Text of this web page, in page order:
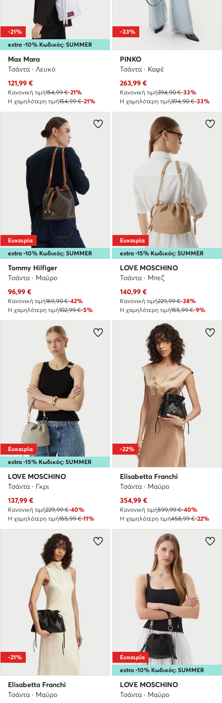
extra -10% Κωδικός: SUMMER
-21%
Max Mara
Τσάντα · Λευκό
Τρέχουσα τιμή
121,99 €
Κανονική τιμή154,99 €-21%
Η χαμηλότερη τιμή154,99 €-21%
-33%
PINKO
Τσάντα · Καφέ
Τρέχουσα τιμή
263,99 €
Κανονική τιμή394,90 €-33%
Η χαμηλότερη τιμή394,90 €-33%
extra -10% Κωδικός: SUMMER
Ευκαιρία
Tommy Hilfiger
Τσάντα · Μαύρο
Τρέχουσα τιμή
96,99 €
Κανονική τιμή169,90 €-42%
Η χαμηλότερη τιμή102,99 €-5%
extra -15% Κωδικός: SUMMER
Ευκαιρία
LOVE MOSCHINO
Τσάντα · Μπεζ
Τρέχουσα τιμή
140,99 €
Κανονική τιμή229,99 €-38%
Η χαμηλότερη τιμή155,99 €-9%
extra -15% Κωδικός: SUMMER
Ευκαιρία
LOVE MOSCHINO
Τσάντα · Γκρι
Τρέχουσα τιμή
137,99 €
Κανονική τιμή229,99 €-40%
Η χαμηλότερη τιμή155,99 €-11%
-22%
Elisabetta Franchi
Τσάντα · Μαύρο
Τρέχουσα τιμή
354,99 €
Κανονική τιμή599,99 €-40%
Η χαμηλότερη τιμή458,99 €-22%
-21%
Elisabetta Franchi
Τσάντα · Μαύρο
extra -10% Κωδικός: SUMMER
Ευκαιρία
LOVE MOSCHINO
Τσάντα · Μαύρο